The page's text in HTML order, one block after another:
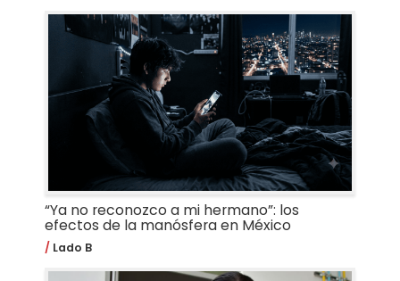
“Ya no reconozco a mi hermano”: los
efectos de la manósfera en México
Lado B